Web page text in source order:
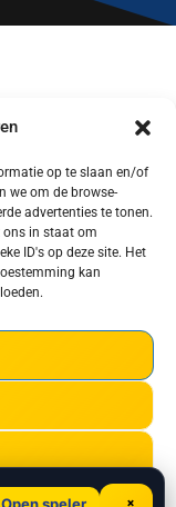
op te slaan en/of
we om de browse-
advertenties te tonen.
ons in staat om
ID's op deze site. Het
kan
Open speler ×